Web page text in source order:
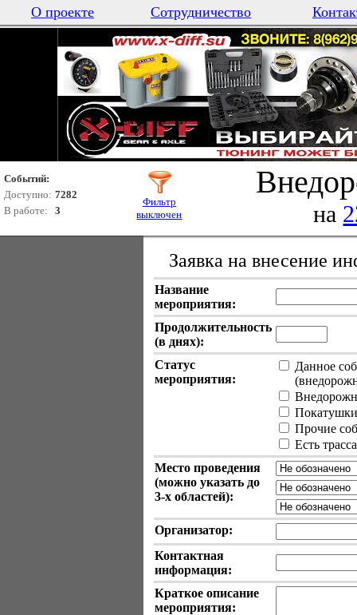
О проекте Сотрудничество
Событий:
Доступно: 7282
В работе:
3
Фильтр
выключен
на
Заявка на внесение
Название
мероприятия:
Продолжительность
(в днях):
Статус
мероприятия:
Данное
Покатушки
Прочие
Есть
Место проведения
(можно указать до
3-х областей):
Организатор:
Контактная
информация:
Краткое описание
мероприятия: